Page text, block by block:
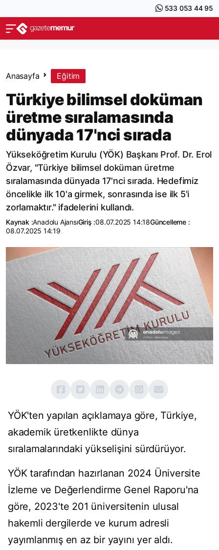
533 053 44 95
Anasayfa Eğitim
Türkiye bilimsel doküman
üretme sıralamasında
dünyada 17'nci sırada
Yükseköğretim Kurulu (YÖK) Başkanı Prof. Dr. Erol
Özvar, "Türkiye bilimsel doküman üretme
sıralamasında dünyada 17'nci sırada. Hedefimiz
öncelikle ilk 10'a girmek, sonrasında ise ilk 5'i
zorlamaktır." ifadelerini kullandı.
Kaynak :Anadolu AjansıGiriş :08.07.2025 14:18Güncelleme :
08.07.2025 14:19
YÖK'ten yapılan açıklamaya göre, Türkiye,
akademik üretkenlikte dünya
sıralamalarındaki yükselişini sürdürüyor.
YÖK tarafından hazırlanan 2024 Üniversite
İzleme ve Değerlendirme Genel Raporu'na
göre, 2023'te 201 üniversitenin ulusal
hakemli dergilerde ve kurum adresli
yayımlanmış en az bir yayını yer aldı.